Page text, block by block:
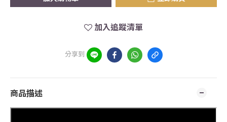
加入追蹤清單
分享到
商品描述